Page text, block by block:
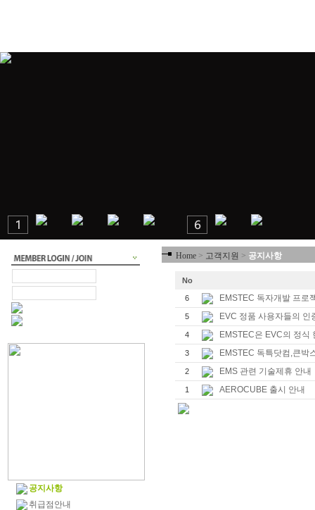
공지사항
취급점안내
Home > 고객지원 > 공지사항
No
6 EMSTEC 독자개발 프로
5 EVC 정품 사용자들의
4 EMSTEC은 EVC의 정
3 EMSTEC 독특닷컴,큰박
2 EMS 관련 기술제휴 안내
1 AEROCUBE 출시 안내